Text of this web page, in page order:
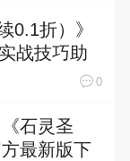
0.1折）》
战技巧助
0
石灵圣
最新版下